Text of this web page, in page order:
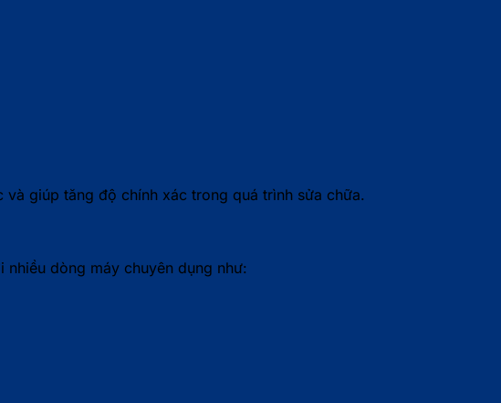
giúp tăng độ chính xác trong quá trình sửa chữa.
dòng máy chuyên dụng như: